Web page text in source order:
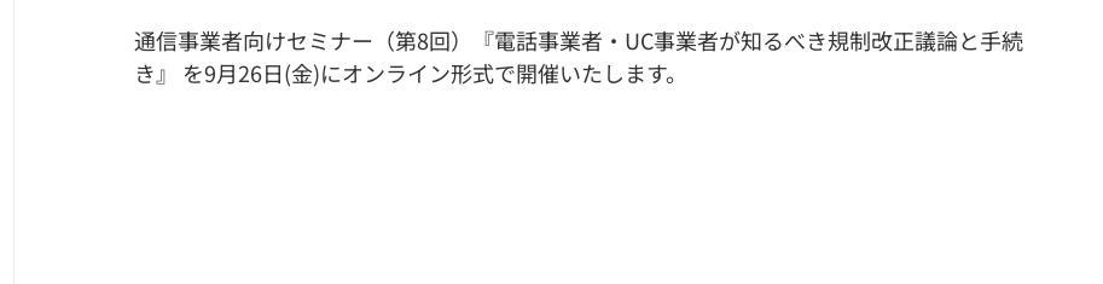
通信事業者向けセミナー（第8回）『電話事業者・UC事業者が知るべき規制改正議論と手続
き』 を9月26日(金)にオンライン形式で開催いたします。